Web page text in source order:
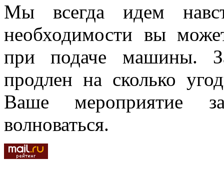
Мы всегда идем
необходимости вы
при подаче машины.
продлен на сколько
Ваше мероприятие
волноваться.